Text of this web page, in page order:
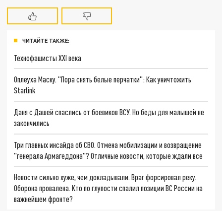
ЧИТАЙТЕ ТАКЖЕ:
Технофашисты XXI века
Оплеуха Маску. "Пора снять белые перчатки": Как уничтожить
Starlink
Даня с Дашей спаслись от боевиков ВСУ. Но беды для малышей не
закончились
Три главных инсайда об СВО. Отмена мобилизации и возвращение
"генерала Армагеддона"? Отличные новости, которые ждали все
Новости сильно хуже, чем докладывали. Враг форсировал реку.
Оборона провалена. Кто по глупости спалил позиции ВС России на
важнейшем фронте?